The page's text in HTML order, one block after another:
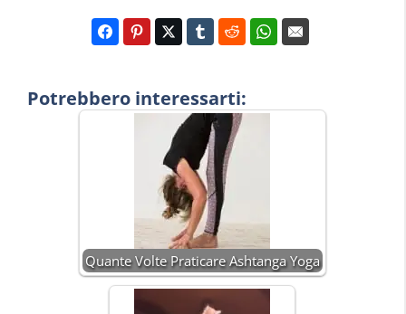
Potrebbero interessarti:
Quante Volte Praticare Ashtanga Yoga